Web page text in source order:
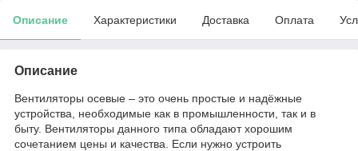
Описание Характеристики Доставка Оплата
Описание
Вентиляторы осевые – это очень простые и надёжные
устройства, необходимые как в промышленности, так и в
быту. Вентиляторы данного типа обладают хорошим
сочетанием цены и качества. Если нужно устроить